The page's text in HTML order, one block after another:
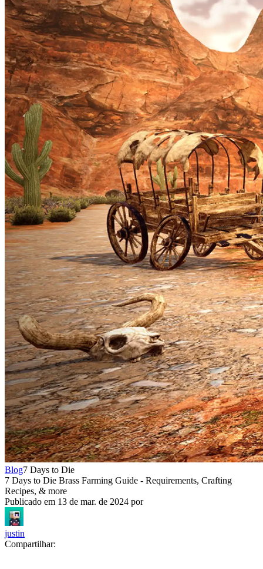
Blog7 Days to Die
7 Days to Die Brass Farming Guide - Requirements, Crafting
Recipes, & more
Publicado em 13 de mar. de 2024 por
justin
Compartilhar: